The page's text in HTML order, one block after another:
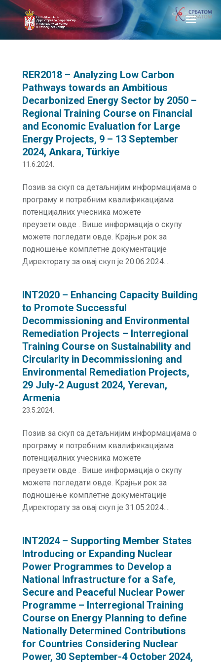
RER2018 – Analyzing Low Carbon
Pathways towards an Ambitious
Decarbonized Energy Sector by 2050 –
Regional Training Course on Financial
and Economic Evaluation for Large
Energy Projects, 9 – 13 September
2024, Ankara, Türkiye
11.6.2024.
Позив за скуп са детаљнијим информацијама о
програму и потребним квалификацијама
потенцијалних учесника можете
преузети овде . Више информација о скупу
можете погледати овде. Крајњи рок за
подношење комплетне документације
Директорату за овај скуп је 20.06.2024....
INT2020 – Enhancing Capacity Building
to Promote Successful
Decommissioning and Environmental
Remediation Projects – Interregional
Training Course on Sustainability and
Circularity in Decommissioning and
Environmental Remediation Projects,
29 July-2 August 2024, Yerevan,
Armenia
23.5.2024.
Позив за скуп са детаљнијим информацијама о
програму и потребним квалификацијама
потенцијалних учесника можете
преузети овде . Више информација о скупу
можете погледати овде. Крајњи рок за
подношење комплетне документације
Директорату за овај скуп је 31.05.2024....
INT2024 – Supporting Member States
Introducing or Expanding Nuclear
Power Programmes to Develop a
National Infrastructure for a Safe,
Secure and Peaceful Nuclear Power
Programme – Interregional Training
Course on Energy Planning to define
Nationally Determined Contributions
for Countries Considering Nuclear
Power, 30 September-4 October 2024,